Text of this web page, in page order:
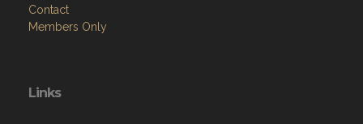
Contact
Members Only
Links